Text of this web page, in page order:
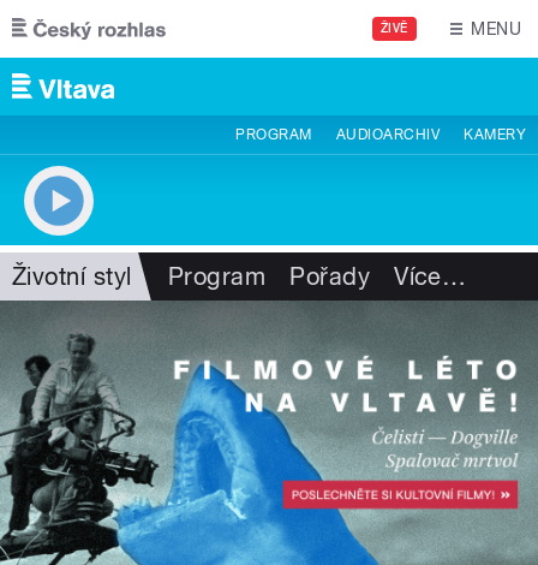
Přejít k hlavnímu obsahu
ŽIVĚ MENU
PROGRAM AUDIOARCHIV KAMERY
Životní styl Program Pořady Více…